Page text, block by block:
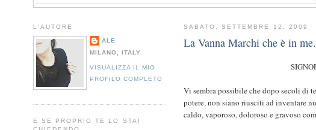
SABATO, SETTEMBRE 12, 2009
La Vanna Marchi che è in
Vi sembra possibile che dopo secoli di
potere, non siano riusciti ad inventare
caldo, vaporoso, doloroso e gravoso
L'AUTORE
ALE
MILANO, ITALY
VISUALIZZA IL MIO
PROFILO COMPLETO
E SE PROPRIO TE LO STAI